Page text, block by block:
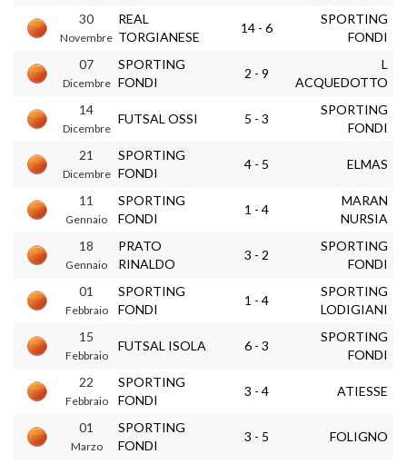
30
Novembre
REAL
TORGIANESE
14 - 6
SPORTING
FONDI
07
Dicembre
SPORTING
FONDI
2 - 9
L
ACQUEDOTTO
14
Dicembre
FUTSAL OSSI 5 - 3
SPORTING
FONDI
21
Dicembre
SPORTING
FONDI
4 - 5 ELMAS
11
Gennaio
SPORTING
FONDI
1 - 4
MARAN
NURSIA
18
Gennaio
PRATO
RINALDO
3 - 2
SPORTING
FONDI
01
Febbraio
SPORTING
FONDI
1 - 4
SPORTING
LODIGIANI
15
Febbraio
FUTSAL ISOLA 6 - 3
SPORTING
FONDI
22
Febbraio
SPORTING
FONDI
3 - 4 ATIESSE
01
Marzo
SPORTING
FONDI
3 - 5 FOLIGNO